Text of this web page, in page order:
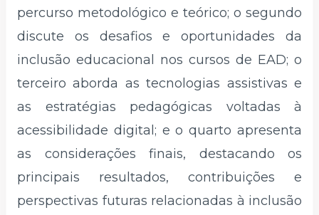
percurso metodológico e teórico; o segundo
discute os desafios e oportunidades da
inclusão educacional nos cursos de EAD; o
terceiro aborda as tecnologias assistivas e
as estratégias pedagógicas voltadas à
acessibilidade digital; e o quarto apresenta
as considerações finais, destacando os
principais resultados, contribuições e
perspectivas futuras relacionadas à inclusão